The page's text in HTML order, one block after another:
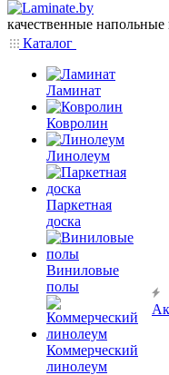
качественные
Каталог
Ламинат
Ковролин
Линолеум
Паркетная
доска
Виниловые
полы
Коммерческий
линолеум